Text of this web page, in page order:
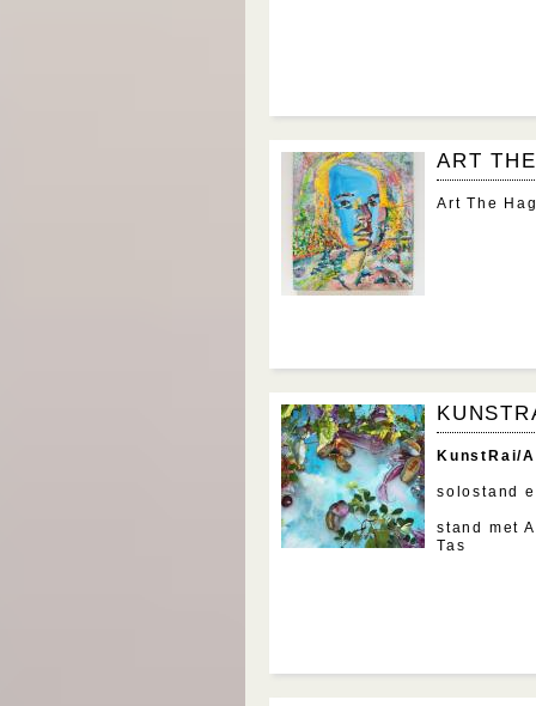
ART
Art The
KunstRai/
solostand
stand met
Tas